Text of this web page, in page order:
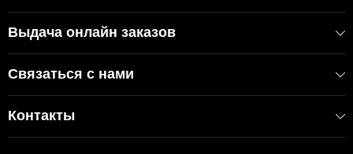
Выдача онлайн заказов
Связаться с нами
Контакты